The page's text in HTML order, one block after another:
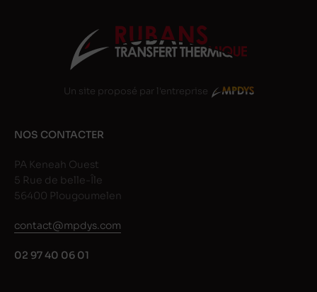
Un site proposé par l'entreprise
NOS CONTACTER
PA Keneah Ouest
5 Rue de belle-Île
56400 Plougoumelen
contact@mpdys.com
02 97 40 06 01